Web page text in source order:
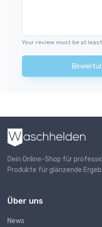
Your review must be at
Dein Online-Shop für
Produkte für glänzende
Über uns
News